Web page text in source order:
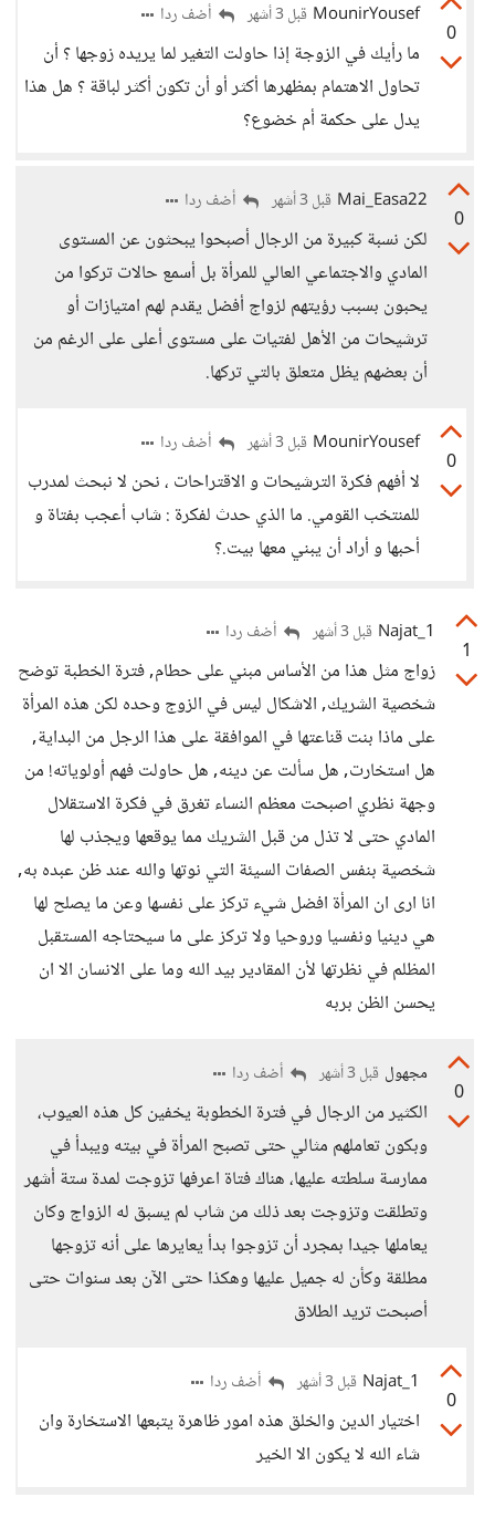
0
MounirYousef قبل 3 أشهر أضف ردا
ما رأيك في الزوجة إذا حاولت التغير لما يريده زوجها ؟ أن
تحاول الاهتمام بمظهرها أكثر أو أن تكون أكثر لباقة ؟ هل هذا
يدل على حكمة أم خضوع؟
0
Mai_Easa22 قبل 3 أشهر أضف ردا
لكن نسبة كبيرة من الرجال أصبحوا يبحثون عن المستوى
المادي والاجتماعي العالي للمرأة بل أسمع حالات تركوا من
يحبون بسبب رؤيتهم لزواج أفضل يقدم لهم امتيازات أو
ترشيحات من الأهل لفتيات على مستوى أعلى على الرغم من
أن بعضهم يظل متعلق بالتي تركها.
0
MounirYousef قبل 3 أشهر أضف ردا
لا أفهم فكرة الترشيحات و الاقتراحات ، نحن لا نبحث لمدرب
للمنتخب القومي. ما الذي حدث لفكرة : شاب أعجب بفتاة و
أحبها و أراد أن يبني معها بيت.؟
1
Najat_1 قبل 3 أشهر أضف ردا
زواج مثل هذا من الأساس مبني على حطام, فترة الخطبة توضح
شخصية الشريك, الاشكال ليس في الزوج وحده لكن هذه المرأة
على ماذا بنت قناعتها في الموافقة على هذا الرجل من البداية,
هل استخارت, هل سألت عن دينه, هل حاولت فهم أولوياته! من
وجهة نظري اصبحت معظم النساء تغرق في فكرة الاستقلال
المادي حتى لا تذل من قبل الشريك مما يوقعها ويجذب لها
شخصية بنفس الصفات السيئة التي نوتها والله عند ظن عبده به,
انا ارى ان المرأة افضل شيء تركز على نفسها وعن ما يصلح لها
هي دينيا ونفسيا وروحيا ولا تركز على ما سيحتاجه المستقبل
المظلم في نظرتها لأن المقادير بيد الله وما على الانسان الا ان
يحسن الظن بربه
0
مجهول قبل 3 أشهر أضف ردا
الكثير من الرجال في فترة الخطوبة يخفين كل هذه العيوب،
وبكون تعاملهم مثالي حتى تصبح المرأة في بيته ويبدأ في
ممارسة سلطته عليها، هناك فتاة اعرفها تزوجت لمدة ستة أشهر
وتطلقت وتزوجت بعد ذلك من شاب لم يسبق له الزواج وكان
يعاملها جيدا بمجرد أن تزوجوا بدأ يعايرها على أنه تزوجها
مطلقة وكأن له جميل عليها وهكذا حتى الآن بعد سنوات حتى
أصبحت تريد الطلاق
0
Najat_1 قبل 3 أشهر أضف ردا
اختيار الدين والخلق هذه امور ظاهرة يتبعها الاستخارة وان
شاء الله لا يكون الا الخير